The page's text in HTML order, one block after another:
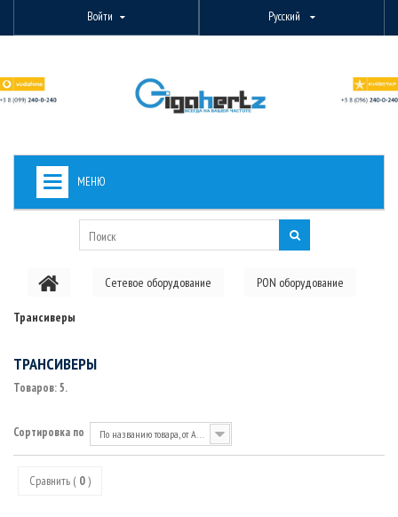
Войти Русский
МЕНЮ
PON ОБОРУДОВАНИЕ
КАБЕЛЬНАЯ ПРОДУКЦИЯ
МАРШРУТИЗАТОРЫ
Сетевое оборудование PON оборудование
Трансиверы
ТРАНСИВЕРЫ
Товаров: 5.
Сортировка по По названию товара, от А до Я
Сравнить ( 0)